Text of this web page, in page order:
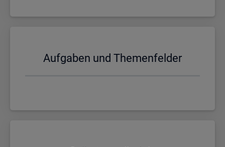
Auf­ga­ben und The­men­fel­der